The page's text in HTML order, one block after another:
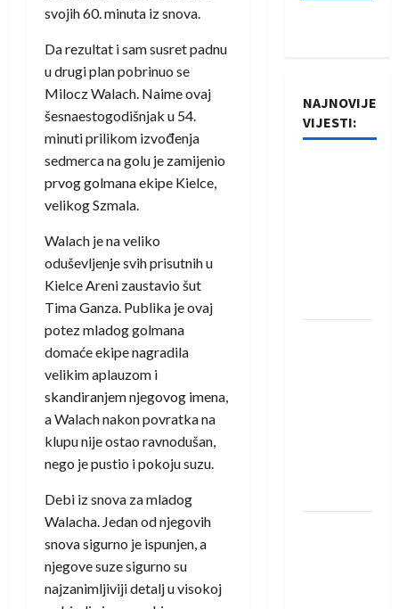
svojih 60. minuta iz snova.
Da rezultat i sam susret padnu
u drugi plan pobrinuo se
Milocz Walach. Naime ovaj
šesnaestogodišnjak u 54.
minuti prilikom izvođenja
sedmerca na golu je zamijenio
prvog golmana ekipe Kielce,
velikog Szmala.
Walach je na veliko
oduševljenje svih prisutnih u
Kielce Areni zaustavio šut
Tima Ganza. Publika je ovaj
potez mladog golmana
domaće ekipe nagradila
velikim aplauzom i
skandiranjem njegovog imena,
a Walach nakon povratka na
klupu nije ostao ravnodušan,
nego je pustio i pokoju suzu.
Debi iz snova za mladog
Walacha. Jedan od njegovih
snova sigurno je ispunjen, a
njegove suze sigurno su
najzanimljiviji detalj u visokoj
NAJNOVIJE
VIJESTI: